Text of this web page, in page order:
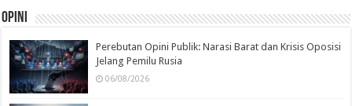
Opini
Perebutan Opini Publik: Narasi Barat dan Krisis Oposisi
Jelang Pemilu Rusia
06/08/2026